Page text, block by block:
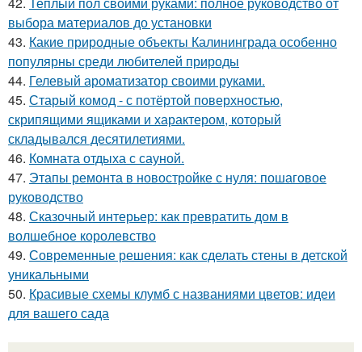
выбора материалов до установки
43. Какие природные объекты Калининграда особенно
популярны среди любителей природы
44. Гелевый ароматизатор своими руками.
45. Старый комод - с потёртой поверхностью,
скрипящими ящиками и характером, который
складывался десятилетиями.
46. Комната отдыха с сауной.
47. Этапы ремонта в новостройке с нуля: пошаговое
руководство
48. Сказочный интерьер: как превратить дом в
волшебное королевство
49. Современные решения: как сделать стены в детской
уникальными
50. Красивые схемы клумб с названиями цветов: идеи
для вашего сада